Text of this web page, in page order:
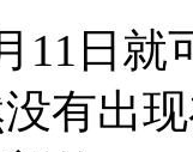
日就
有出